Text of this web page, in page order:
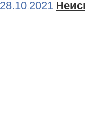
28.10.2021